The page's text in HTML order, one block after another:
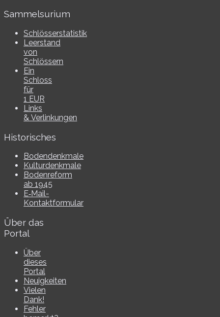
Sammelsurium
Schlösserstatistik
Leerstand
von
Schlössern
Ein
Schloss
für
1 EUR
Links
& Verlinkungen
Historisches
Bodendenkmale
Kulturdenkmale
Bodenreform
ab 1945
E‑Mail-​​
Kontaktformular
Über das
Portal
Über
dieses
Portal
Neuigkeiten
Vielen
Dank!
Fehler